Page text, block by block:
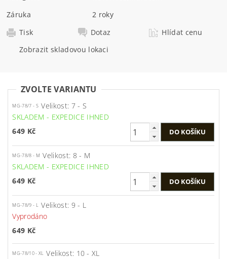
Záruka
2 roky
Tisk
Dotaz
Hlídat cenu
Zobrazit skladovou lokaci
ZVOLTE VARIANTU
MG-78/7 - S Velikost: 7 - S
SKLADEM - EXPEDICE IHNED
649 Kč
MG-78/8 - M Velikost: 8 - M
SKLADEM - EXPEDICE IHNED
649 Kč
MG-78/9 - L Velikost: 9 - L
Vyprodáno
649 Kč
MG-78/10 - XL Velikost: 10 - XL